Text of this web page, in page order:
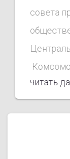
совета
2017 года
читать